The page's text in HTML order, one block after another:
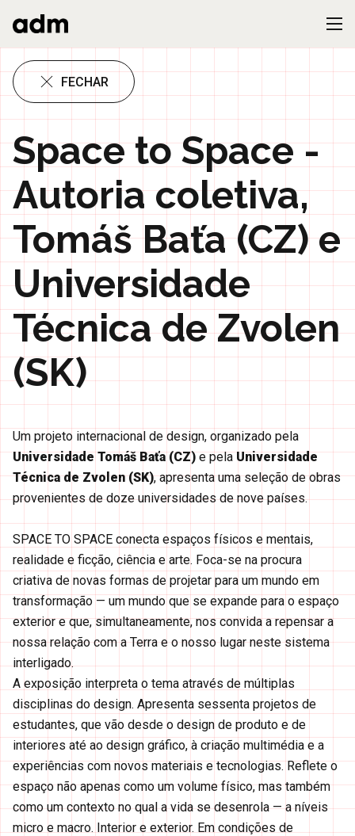
FECHAR
Space to Space -
Autoria coletiva,
Tomáš Baťa (CZ) e
Universidade
Técnica de Zvolen
(SK)
Um projeto internacional de design, organizado pela
Universidade Tomáš Baťa (CZ)e pelaUniversidade
Técnica de Zvolen (SK), apresenta uma seleção de obras
provenientes de doze universidades de nove países.
SPACE TO SPACE conecta espaços físicos e mentais,
realidade e ficção, ciência e arte. Foca-se na procura
criativa de novas formas de projetar para um mundo em
transformação — um mundo que se expande para o espaço
exterior e que, simultaneamente, nos convida a repensar a
nossa relação com a Terra e o nosso lugar neste sistema
interligado.
A exposição interpreta o tema através de múltiplas
disciplinas do design. Apresenta sessenta projetos de
estudantes, que vão desde o design de produto e de
interiores até ao design gráfico, à criação multimédia e a
experiências com novos materiais e tecnologias. Reflete o
espaço não apenas como um volume físico, mas também
como um contexto no qual a vida se desenrola — a níveis
micro e macro. Interior e exterior. Em condições de